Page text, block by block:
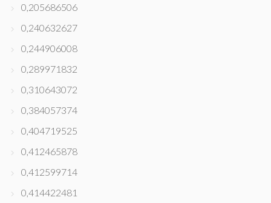
0,205686506
0,240632627
0,244906008
0,289971832
0,310643072
0,384057374
0,404719525
0,412465878
0,412599714
0,414422481